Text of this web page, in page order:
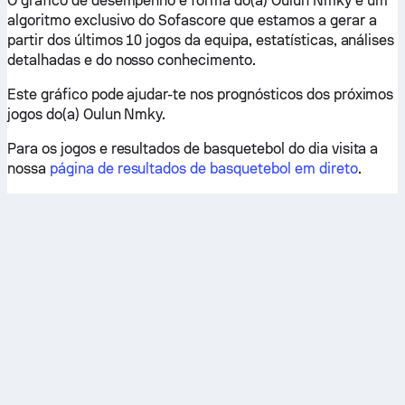
algoritmo exclusivo do Sofascore que estamos a gerar a
partir dos últimos 10 jogos da equipa, estatísticas, análises
detalhadas e do nosso conhecimento.
Este gráfico pode ajudar-te nos prognósticos dos próximos
jogos do(a) Oulun Nmky.
Para os jogos e resultados de basquetebol do dia visita a
nossa página de resultados de basquetebol em direto.